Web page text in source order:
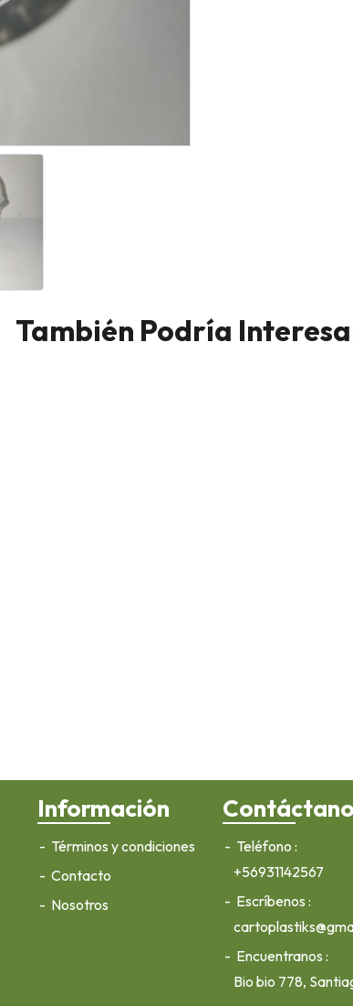
También Podría
Información
Términos y condiciones
Contacto
Nosotros
Teléfono
+56931142567
Escríbenos
Encuentranos
Bio bio 778,